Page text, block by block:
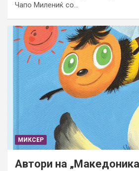
Чапо Милениќ со…
МИКСЕР
Автори на